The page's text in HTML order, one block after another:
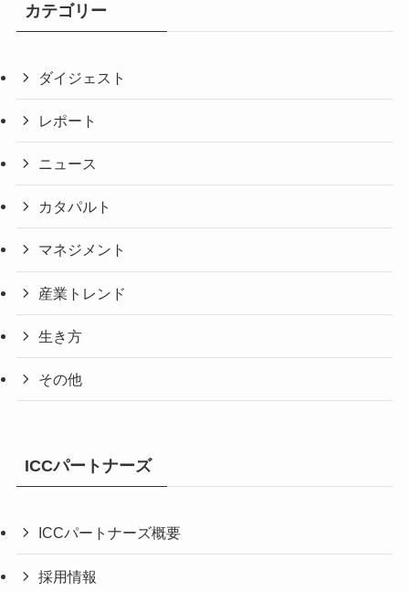
カテゴリー
ダイジェスト
レポート
ニュース
カタパルト
マネジメント
産業トレンド
生き方
その他
ICCパートナーズ
ICCパートナーズ概要
採用情報